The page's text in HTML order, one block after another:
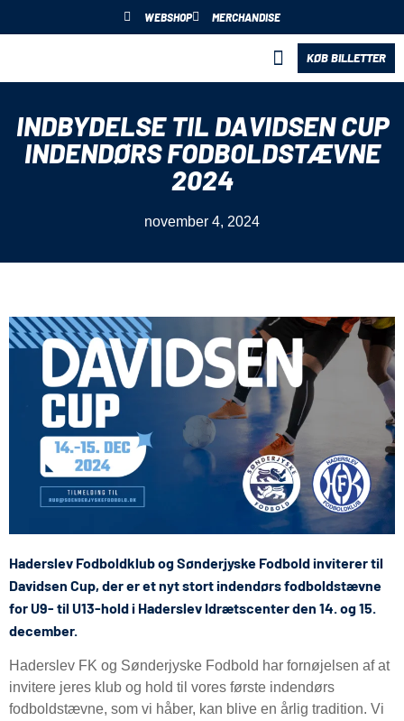
WEBSHOP MERCHANDISE
KØB BILLETTER
INDBYDELSE TIL DAVIDSEN CUP
INDENDØRS FODBOLDSTÆVNE
2024
november 4, 2024
Haderslev Fodboldklub og Sønderjyske Fodbold inviterer til
Davidsen Cup, der er et nyt stort indendørs fodboldstævne
for U9- til U13-hold i Haderslev Idrætscenter den 14. og 15.
december.
Haderslev FK og Sønderjyske Fodbold har fornøjelsen af at
invitere jeres klub og hold til vores første indendørs
fodboldstævne, som vi håber, kan blive en årlig tradition. Vi